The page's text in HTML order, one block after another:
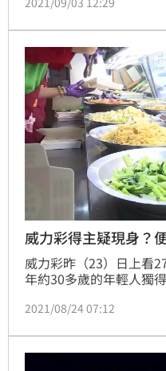
訝，直呼：「害我家人
威力彩得主疑現身？
威力彩昨（23）日上看
年約30多歲的年輕人獨
他遇到疑似頭獎的得主
2021/08/24 07:12